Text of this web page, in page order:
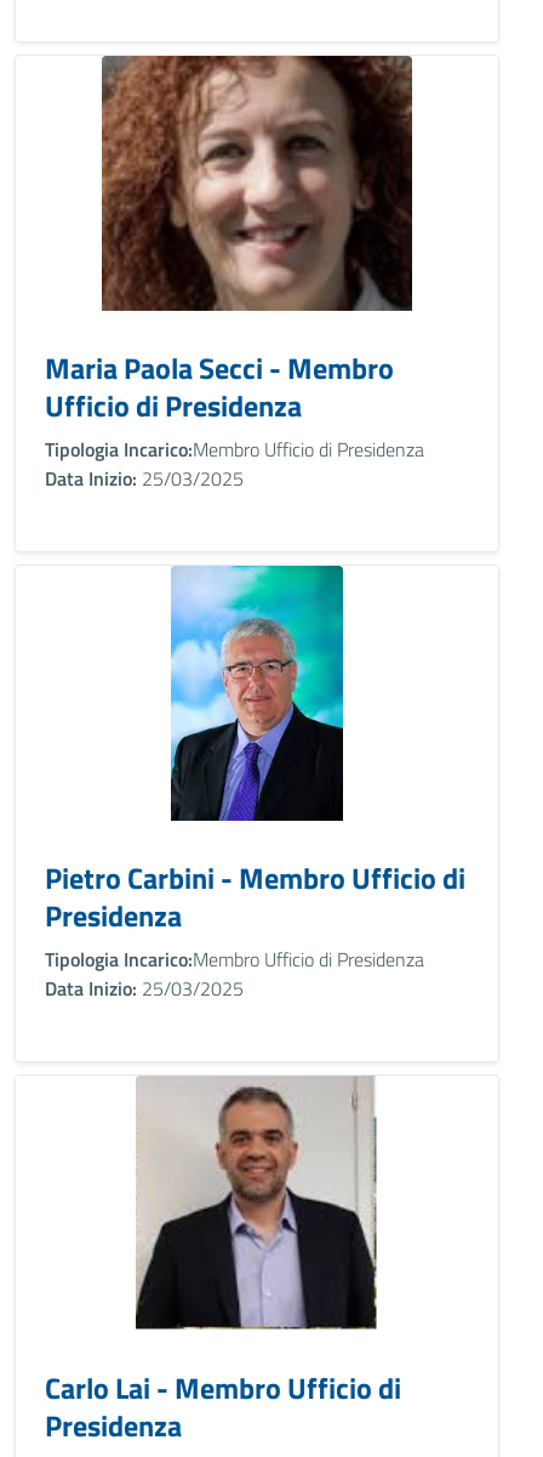
Maria Paola Secci - Membro
Ufficio di Presidenza
Tipologia Incarico:Membro Ufficio di Presidenza
Data Inizio: 25/03/2025
Pietro Carbini - Membro Ufficio di
Presidenza
Tipologia Incarico:Membro Ufficio di Presidenza
Data Inizio: 25/03/2025
Carlo Lai - Membro Ufficio di
Presidenza